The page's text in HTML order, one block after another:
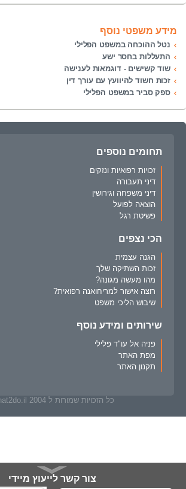
מידע משפטי נוסף
נטל ההוכחה במשפט הפלילי
התעללות בחסר ישע
שוד קשישים - דוגמאות לענישה
זכות חשוד להיוועץ עם עורך דין
ספק סביר במשפט הפלילי
תחומים נוספים
זכויות רפואיות ונזקים
דיני תעבורה
דיני משפחה וגירושין
הוצאה לפועל
פשיטת רגל
הכי נצפים
הגנה עצמית
זכות השתיקה שלך
מהו מעשה מגונה?
רוצה אישור למריחואנה רפואית?
שיבוש הליכי משפט
שירותים ומידע נוסף
פניה אל עו"ד פלילי
מפת האתר
תקנון האתר
כל הזכויות שמורות ל What2do.il 2004
צור קשר לייעוץ מיידי